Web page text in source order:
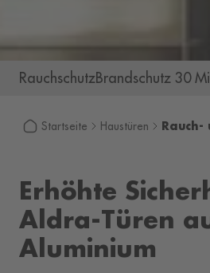
RauchschutzBrandschutz 30
Startseite Haustüren Rauch-
Erhöhte
Aldra-Türen
Aluminium